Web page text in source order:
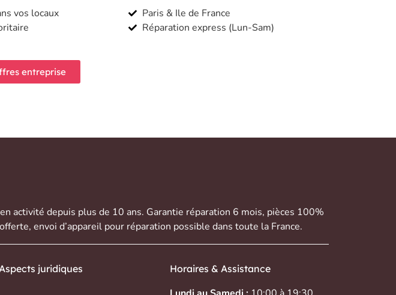
vos locaux
Paris & Ile de France
Réparation express (Lun-Sam)
entreprise
en activité depuis plus de 10 ans. Garantie réparation 6 mois, pièces 100%
envoi d’appareil pour réparation possible dans toute la France.
juridiques Horaires & Assistance